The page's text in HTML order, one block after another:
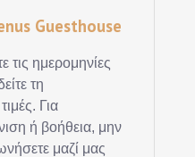
Guesthouse
τις ημερομηνίες
τη
Για
ή βοήθεια, μην
μαζί μας